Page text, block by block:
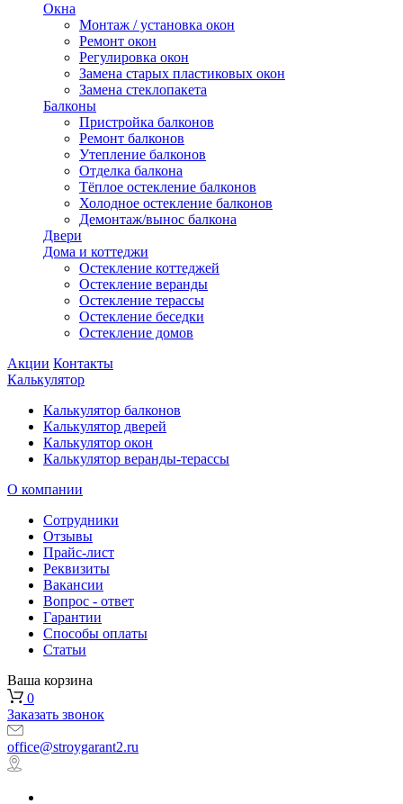
Окна
Монтаж / установка окон
Ремонт окон
Регулировка окон
Замена старых пластиковых окон
Замена стеклопакета
Балконы
Пристройка балконов
Ремонт балконов
Утепление балконов
Отделка балкона
Тёплое остекление балконов
Холодное остекление балконов
Демонтаж/вынос балкона
Двери
Дома и коттеджи
Остекление коттеджей
Остекление веранды
Остекление терассы
Остекление беседки
Остекление домов
Акции Контакты
Калькулятор
Калькулятор балконов
Калькулятор дверей
Калькулятор окон
Калькулятор веранды-терассы
О компании
Сотрудники
Отзывы
Прайс-лист
Реквизиты
Вакансии
Вопрос - ответ
Гарантии
Способы оплаты
Статьи
Ваша корзина
0
Заказать звонок
office@stroygarant2.ru